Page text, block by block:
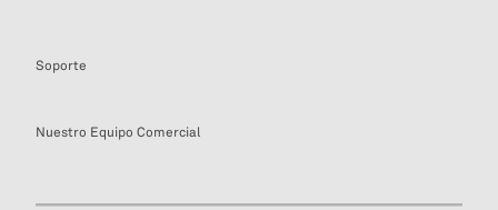
Soporte
Nuestro Equipo Comercial